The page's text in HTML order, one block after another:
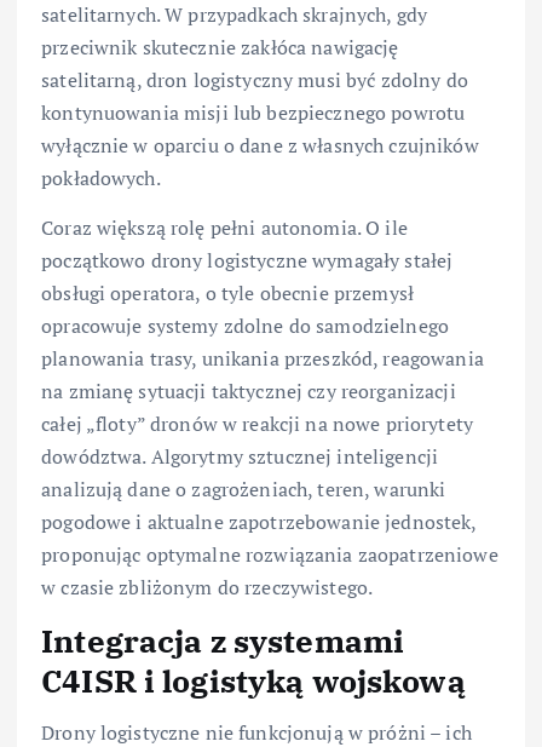
satelitarnych. W przypadkach skrajnych, gdy
przeciwnik skutecznie zakłóca nawigację
satelitarną, dron logistyczny musi być zdolny do
kontynuowania misji lub bezpiecznego powrotu
wyłącznie w oparciu o dane z własnych czujników
pokładowych.
Coraz większą rolę pełni autonomia. O ile
początkowo drony logistyczne wymagały stałej
obsługi operatora, o tyle obecnie przemysł
opracowuje systemy zdolne do samodzielnego
planowania trasy, unikania przeszkód, reagowania
na zmianę sytuacji taktycznej czy reorganizacji
całej „floty” dronów w reakcji na nowe priorytety
dowództwa. Algorytmy sztucznej inteligencji
analizują dane o zagrożeniach, teren, warunki
pogodowe i aktualne zapotrzebowanie jednostek,
proponując optymalne rozwiązania zaopatrzeniowe
w czasie zbliżonym do rzeczywistego.
Integracja z systemami
C4ISR i logistyką wojskową
Drony logistyczne nie funkcjonują w próżni – ich